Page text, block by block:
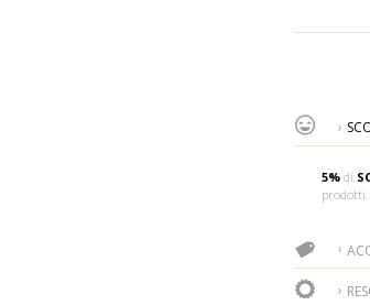
5%di
prodotti.